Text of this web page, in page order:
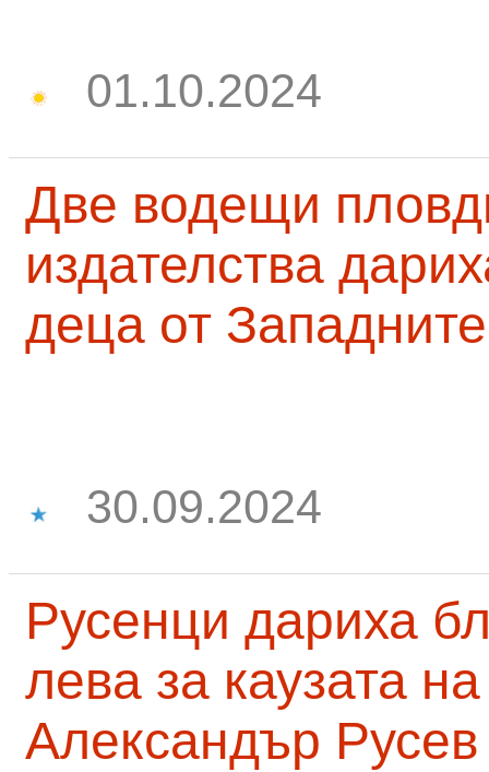
01.10.2024
Две водещи
издателства
деца от
30.09.2024
Русенци дариха
лева за каузата
Александър Русев